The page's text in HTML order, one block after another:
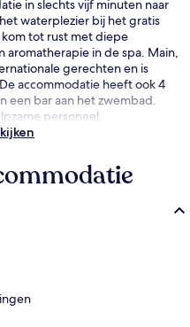
in slechts vijf minuten naar
waterplezier bij het gratis
tot rust met diepe
aromatherapie in de spa. Main,
gerechten en is
accommodatie heeft ook 4
een bar aan het zwembad.
personeel.